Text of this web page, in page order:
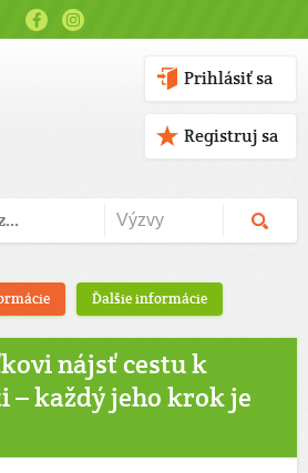
Prihlásiť sa
Registruj sa
Ďalšie informácie
nájsť cestu k
– každý jeho krok je